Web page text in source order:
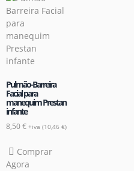
Pulmão-Barreira
Facial para
manequim Prestan
infante
8,50€ +iva (10,46 €)
Comprar
Agora